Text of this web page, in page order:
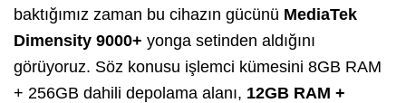
baktığımız zaman bu cihazın gücünü MediaTek
Dimensity 9000+ yonga setinden aldığını
görüyoruz. Söz konusu işlemci kümesini 8GB RAM
+ 256GB dahili depolama alanı, 12GB RAM +